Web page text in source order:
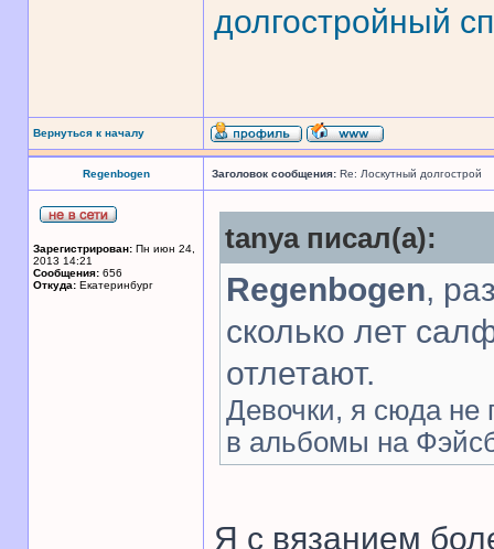
долгостройный
Вернуться к началу
Regenbogen Заголовок сообщения: Re: Лоскутный долгострой
Зарегистрирован: Пн июн 24,
2013 14:21
Сообщения: 656
Откуда: Екатеринбург
tanya писал(а):
Regenbogen,
сколько лет
отлетают.
Девочки, я сюда не
в альбомы на
Я с вязанием